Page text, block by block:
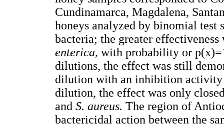
Cundinamarca, Magdalena,
honeys analyzed by binomial test
bacteria; the greater
enterica, with probability or
dilutions, the effect was still
dilution with an inhibition activity
dilution, the effect was only
and S. aureus. The region of
bactericidal action between the